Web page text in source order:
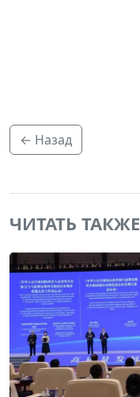
← Назад
ЧИТАТЬ ТАКЖЕ